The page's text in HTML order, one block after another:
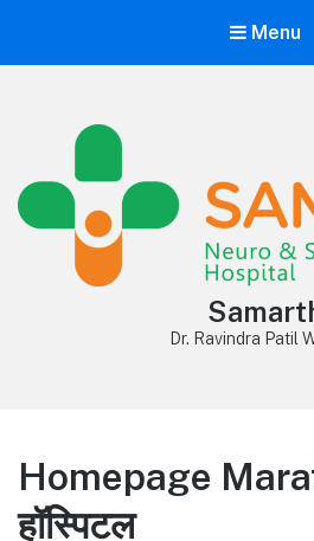
Menu
Dr. Ravindra Patil
Homepage
हॉस्पिटल